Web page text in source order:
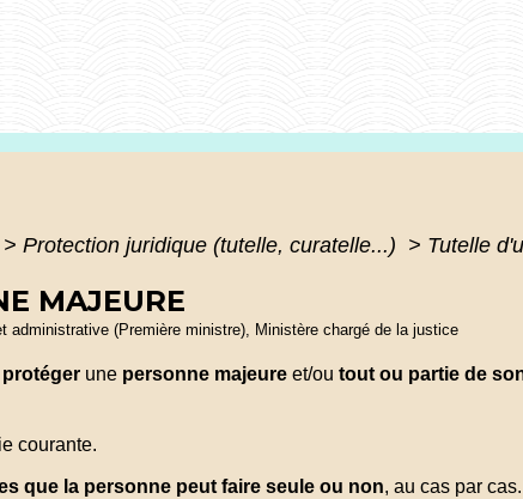
> Protection juridique (tutelle, curatelle...) > Tutelle
MAJEURE
administrative (Première ministre), Ministère chargé de la justice
protéger une personne majeure et/ou tout ou partie de
courante.
que la personne peut faire seule ou non, au cas par cas.